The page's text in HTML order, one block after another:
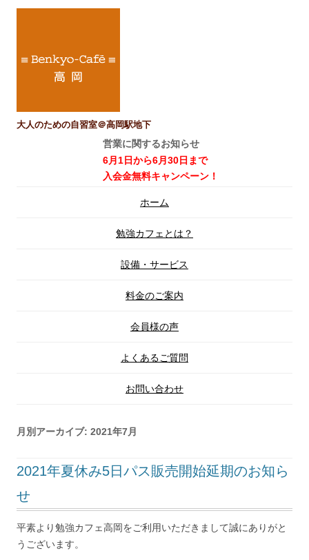
大人のための自習室＠高岡駅地下
営業に関するお知らせ
6月1日から6月30日まで
入会金無料キャンペーン！
ン
ツ
キ
プ
ホーム
勉強カフェとは？
設備・サービス
料金のご案内
会員様の声
よくあるご質問
お問い合わせ
月別アーカイブ: 2021年7月
2021年夏休み5日パス販売開始延期のお知ら
せ
平素より勉強カフェ高岡をご利用いただきまして誠にありがと
うございます。